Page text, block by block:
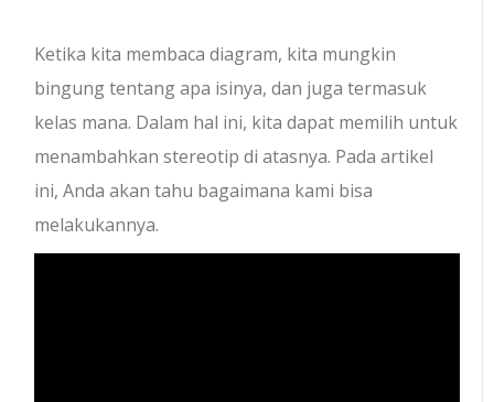
Ketika kita membaca diagram, kita mungkin
bingung tentang apa isinya, dan juga termasuk
kelas mana. Dalam hal ini, kita dapat memilih untuk
menambahkan stereotip di atasnya. Pada artikel
ini, Anda akan tahu bagaimana kami bisa
melakukannya.